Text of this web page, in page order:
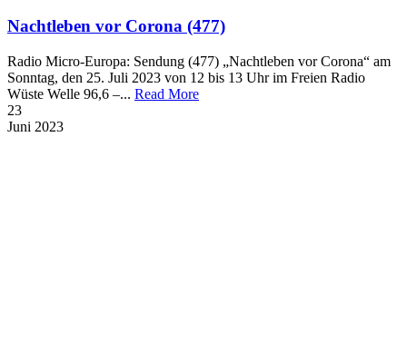
Nachtleben vor Corona (477)
Radio Micro-Europa: Sendung (477) „Nachtleben vor Corona“ am
Sonntag, den 25. Juli 2023 von 12 bis 13 Uhr im Freien Radio
Wüste Welle 96,6 –... Read More
23
Juni 2023